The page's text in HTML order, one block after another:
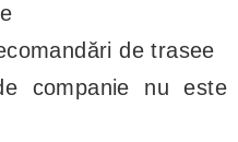
de trasee
companie nu este